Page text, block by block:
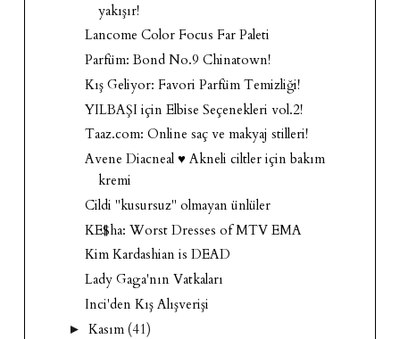
yakışır!
Lancome Color Focus Far Paleti
Parfüm: Bond No.9 Chinatown!
Kış Geliyor: Favori Parfüm Temizliği!
YILBAŞI için Elbise Seçenekleri vol.2!
Taaz.com: Online saç ve makyaj stilleri!
Avene Diacneal ♥ Akneli ciltler için bakım
kremi
Cildi "kusursuz" olmayan ünlüler
KE$ha: Worst Dresses of MTV EMA
Kim Kardashian is DEAD
Lady Gaga'nın Vatkaları
Inci'den Kış Alışverişi
► Kasım (41)